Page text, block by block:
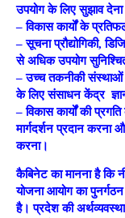
उपयोग के लिए सुझाव
– विकास कार्यों के
– सूचना प्रौद्योगिकी,
से अधिक उपयोग
– उच्च तकनीकी संस्थाओं
के लिए संसाधन केंद्र
– विकास कार्यों की
मार्गदर्शन प्रदान करना
करना।
कैबिनेट का मानना है कि
योजना आयोग का
है। प्रदेश की